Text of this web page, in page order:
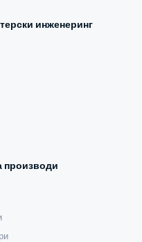
инженеринг
производи